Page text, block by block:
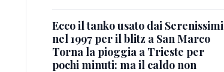
Ecco il tanko usato dai Serenissimi
nel 1997 per il blitz a San Marco
Torna la pioggia a Trieste per
pochi minuti: ma il caldo non